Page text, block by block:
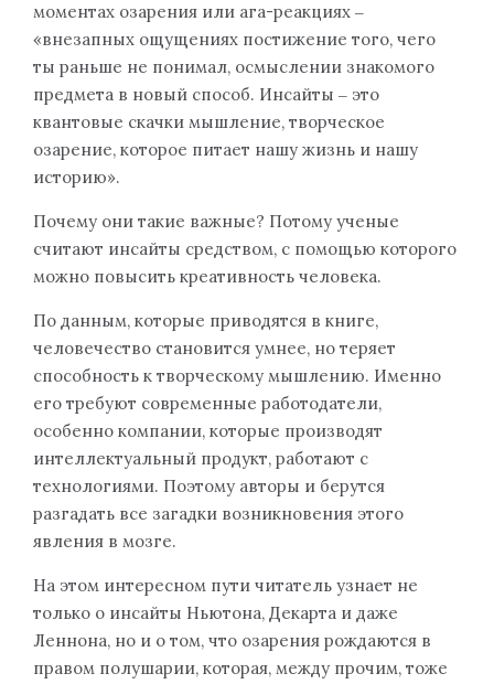
моментах озарения или ага-реакциях ‒
«внезапных ощущениях постижение того, чего
ты раньше не понимал, осмыслении знакомого
предмета в новый способ. Инсайты ‒ это
квантовые скачки мышление, творческое
озарение, которое питает нашу жизнь и нашу
историю».
Почему они такие важные? Потому ученые
считают инсайты средством, с помощью которого
можно повысить креативность человека.
По данным, которые приводятся в книге,
человечество становится умнее, но теряет
способность к творческому мышлению. Именно
его требуют современные работодатели,
особенно компании, которые производят
интеллектуальный продукт, работают с
технологиями. Поэтому авторы и берутся
разгадать все загадки возникновения этого
явления в мозге.
На этом интересном пути читатель узнает не
только о инсайты Ньютона, Декарта и даже
Леннона, но и о том, что озарения рождаются в
правом полушарии, которая, между прочим, тоже